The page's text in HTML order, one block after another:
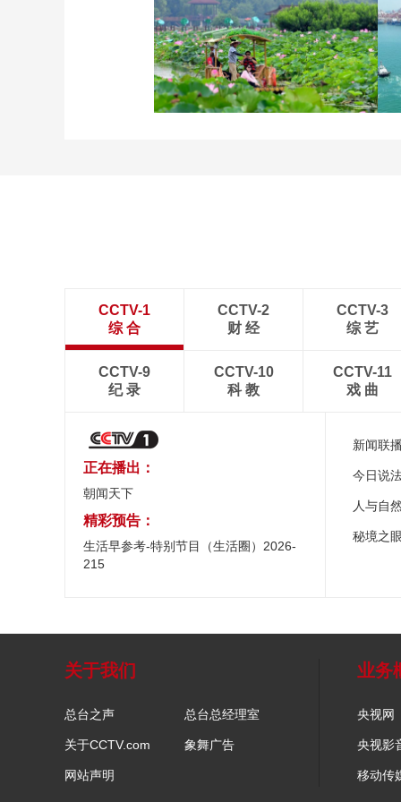
立秋近 采菱忙
CCTV-1
综 合
CCTV-2
财 经
CCTV-3
综 艺
CCTV-9
纪 录
CCTV-10
科 教
CCTV-11
戏 曲
正在播出：
朝闻天下
精彩预告：
生活早参考-特别节目（生活圈）2026-
215
新闻联
今日说
人与自
秘境之
关于我们
总台之声 总台总经理室
关于CCTV.com 象舞广告
网站声明
业务
央视网
央视影
移动传